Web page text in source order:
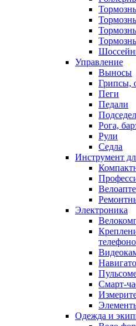
Управление
Выносы
Грипсы,
Пеги
Педали
Рога,
Рули
Седла
Инструмент
Электроника
Смарт-
Одежда и